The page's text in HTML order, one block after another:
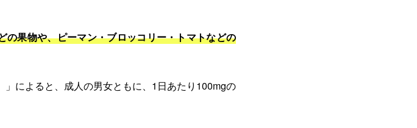
の果物や、ピーマン・ブロッコリー・トマトなどの
によると、成人の男女ともに、1日あたり100mgの